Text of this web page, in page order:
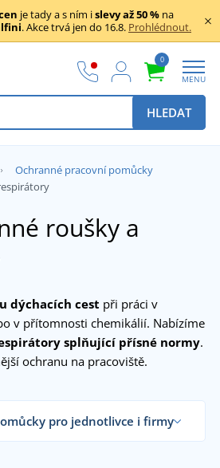
je tady a s ním islevy až 50 % na
. Akce trvá jen do 16.8. Prohlédnout.
0
MENU
HLEDAT
Ochranné pracovní pomůcky
roušky a
dýchacích cest při práci v
v přítomnosti chemikálií. Nabízíme
splňující přísné normy.
ochranu na pracoviště.
pro jednotlivce i firmy